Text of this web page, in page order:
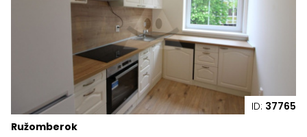
ID: 37765
Ružomberok